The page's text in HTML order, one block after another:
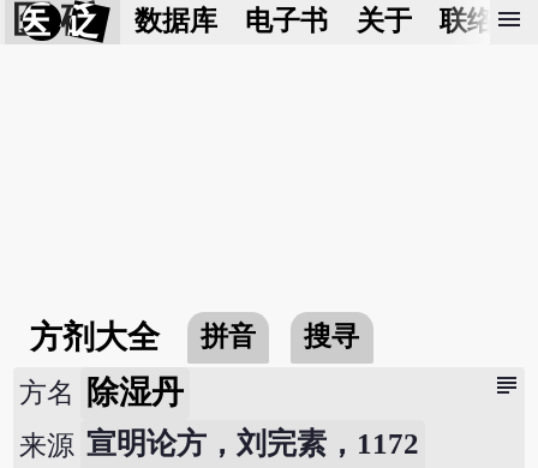
医 砭 数据库 电子书 关于 联络我
menu
方剂大全 拼音 搜寻
subject
方名 除湿丹
来源 宣明论方，刘完素，1172